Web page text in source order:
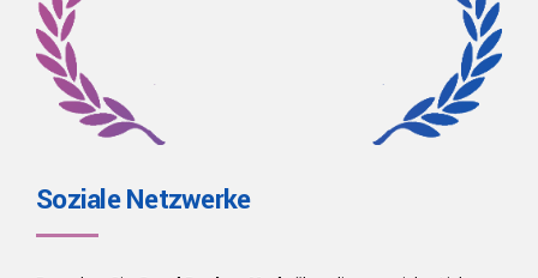
Soziale Netzwerke